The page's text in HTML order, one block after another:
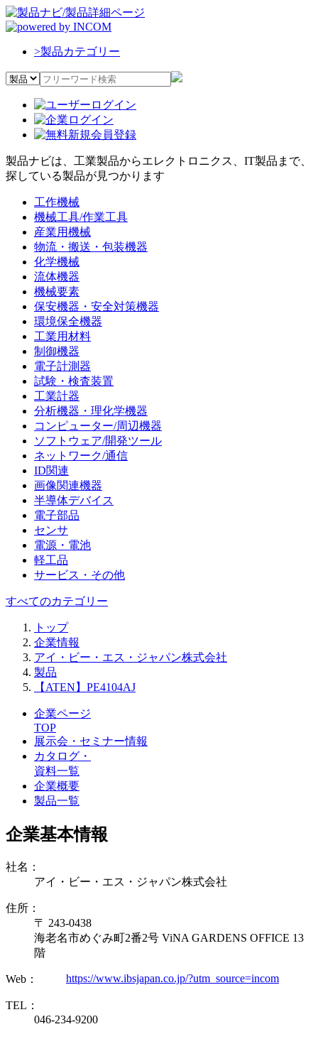
>製品カテゴリー
製品ナビは、工業製品からエレクトロニクス、IT製品まで、
探している製品が見つかります
工作機械
機械工具/作業工具
産業用機械
物流・搬送・包装機器
化学機械
流体機器
機械要素
保安機器・安全対策機器
環境保全機器
工業用材料
制御機器
電子計測器
試験・検査装置
工業計器
分析機器・理化学機器
コンピューター/周辺機器
ソフトウェア/開発ツール
ネットワーク/通信
ID関連
画像関連機器
半導体デバイス
電子部品
センサ
電源・電池
軽工品
サービス・その他
すべてのカテゴリー
トップ
企業情報
アイ・ビー・エス・ジャパン株式会社
製品
【ATEN】PE4104AJ
企業ページ
TOP
展示会・セミナー情報
カタログ・
資料一覧
企業概要
製品一覧
企業基本情報
社名：
アイ・ビー・エス・ジャパン株式会社
住所：
〒 243-0438
海老名市めぐみ町2番2号 ViNA GARDENS OFFICE 13
階
Web： https://www.ibsjapan.co.jp/?utm_source=incom
TEL：
046-234-9200